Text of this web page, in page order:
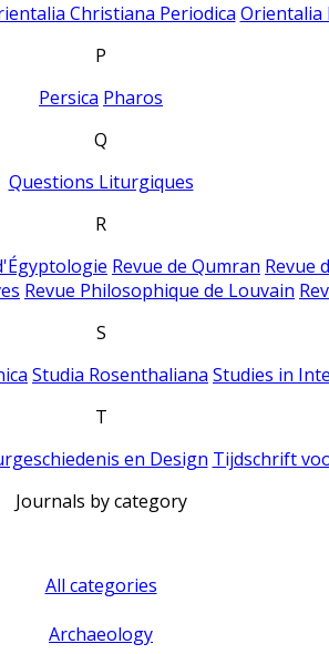
Christiana Periodica Orientalia
P
Persica Pharos
Q
Questions Liturgiques
R
Revue de Qumran Revue
Revue Philosophique de Louvain
S
Studia Rosenthaliana Studies in
T
en Design Tijdschrift
Journals by category
All categories
Archaeology